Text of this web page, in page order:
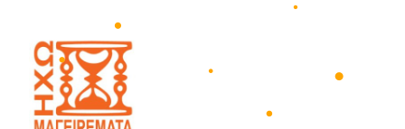
•
περιεχόμενο